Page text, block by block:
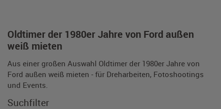
Oldtimer der 1980er Jahre von Ford außen
weiß mieten
Aus einer großen Auswahl Oldtimer der 1980er Jahre von
Ford außen weiß mieten - für Dreharbeiten, Fotoshootings
und Events.
Suchfilter